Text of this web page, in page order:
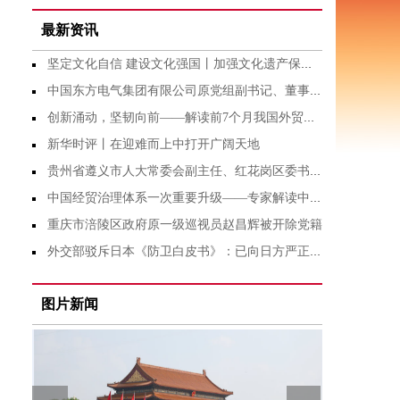
最新资讯
坚定文化自信 建设文化强国丨加强文化遗产保护传承
中国东方电气集团有限公司原党组副书记、董事宋致远接受中央纪委国家监委纪律审查和监察调查
创新涌动，坚韧向前——解读前7个月我国外贸成绩单
新华时评丨在迎难而上中打开广阔天地
贵州省遵义市人大常委会副主任、红花岗区委书记刘东明接受纪律审查和监察调查
中国经贸治理体系一次重要升级——专家解读中国首例对外贸易国家安全调查
重庆市涪陵区政府原一级巡视员赵昌辉被开除党籍
外交部驳斥日本《防卫白皮书》：已向日方严正交涉
图片新闻